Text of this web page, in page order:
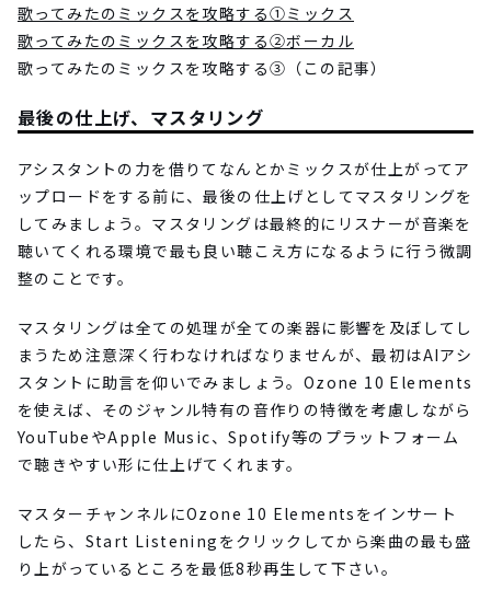
歌ってみたのミックスを攻略する①ミックス
歌ってみたのミックスを攻略する②ボーカル
歌ってみたのミックスを攻略する③（この記事）
最後の仕上げ、マスタリング
アシスタントの力を借りてなんとかミックスが仕上がってア
ップロードをする前に、最後の仕上げとしてマスタリングを
してみましょう。マスタリングは最終的にリスナーが音楽を
聴いてくれる環境で最も良い聴こえ方になるように行う微調
整のことです。
マスタリングは全ての処理が全ての楽器に影響を及ぼしてし
まうため注意深く行わなければなりませんが、最初はAIアシ
スタントに助言を仰いでみましょう。Ozone 10 Elements
を使えば、そのジャンル特有の音作りの特徴を考慮しながら
YouTubeやApple Music、Spotify等のプラットフォーム
で聴きやすい形に仕上げてくれます。
マスターチャンネルにOzone 10 Elementsをインサート
したら、Start Listeningをクリックしてから楽曲の最も盛
り上がっているところを最低8秒再生して下さい。